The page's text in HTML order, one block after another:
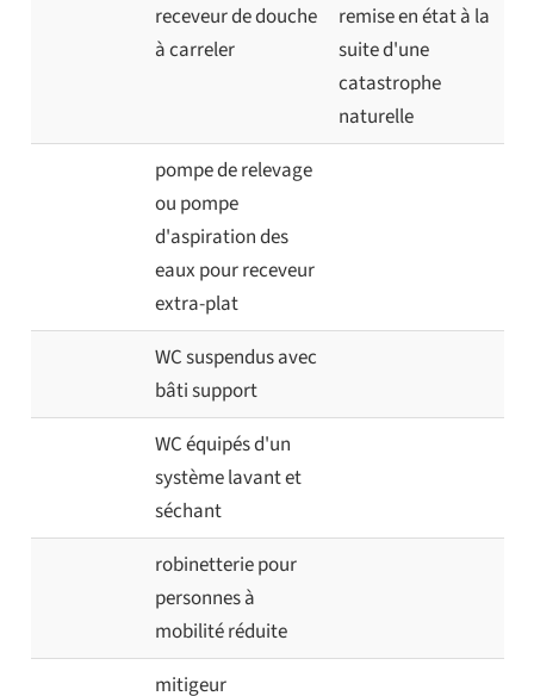
receveur de douche
à carreler
remise en état à la
suite d'une
catastrophe
naturelle
pompe de relevage
ou pompe
d'aspiration des
eaux pour receveur
extra-plat
WC suspendus avec
bâti support
WC équipés d'un
système lavant et
séchant
robinetterie pour
personnes à
mobilité réduite
mitigeur